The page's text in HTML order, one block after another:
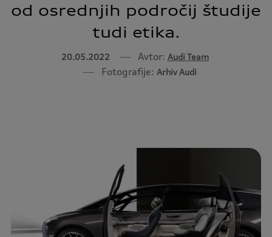
od osrednjih področij študije
tudi etika.
20.05.2022 Avtor: Audi Team
Fotografije: Arhiv Audi